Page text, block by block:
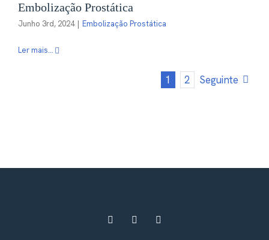
Embolização Prostática
Junho 3rd, 2024 | Embolização Prostática
Ler mais...
1 2 Seguinte